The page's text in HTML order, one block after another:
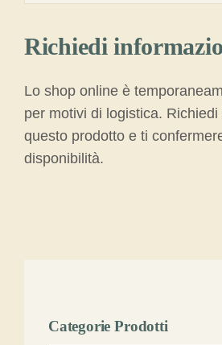
Richiedi
Lo shop online è
per motivi di logistica.
questo prodotto e ti
disponibilità.
Categorie Prodotti